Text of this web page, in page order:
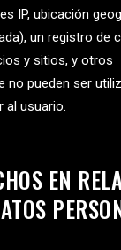
IP, ubicación
un registro de
y sitios, y otros
no pueden ser
al usuario.
EN